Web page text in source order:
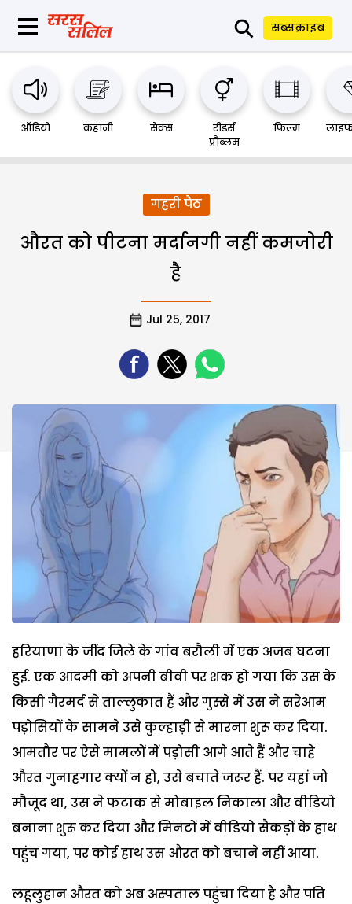
⚲ सब्सक्राइब
ऑडियो कहानी सेक्स
रीडर्स
प्रौब्लम
फिल्म
गहरी पैठ
औरत को पीटना मर्दानगी नहीं कमजोरी
है
Jul 25, 2017
हरियाणा के जींद जिले के गांव बरौली में एक अजब घटना
हुई. एक आदमी को अपनी बीवी पर शक हो गया कि उस के
किसी गैरमर्द से ताल्लुकात हैं और गुस्से में उस ने सरेआम
पड़ोसियों के सामने उसे कुल्हाड़ी से मारना शुरू कर दिया.
आमतौर पर ऐसे मामलों में पड़ोसी आगे आते हैं और चाहे
औरत गुनाहगार क्यों न हो, उसे बचाते जरूर हैं. पर यहां जो
मौजूद था, उस ने फटाक से मोबाइल निकाला और वीडियो
बनाना शुरू कर दिया और मिनटों में वीडियो सैकड़ों के हाथ
पहुंच गया, पर कोई हाथ उस औरत को बचाने नहीं आया.
लहूलुहान औरत को अब अस्पताल पहुंचा दिया है और पति